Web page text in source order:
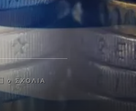
0 ΣΧΌΛΙΑ